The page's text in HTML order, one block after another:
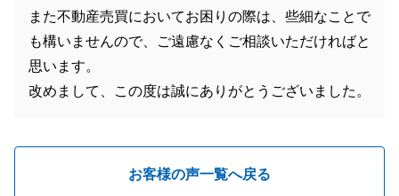
また不動産売買においてお困りの際は、些細なことで
も構いませんので、ご遠慮なくご相談いただければと
思います。
改めまして、この度は誠にありがとうございました。
お客様の声一覧へ戻る